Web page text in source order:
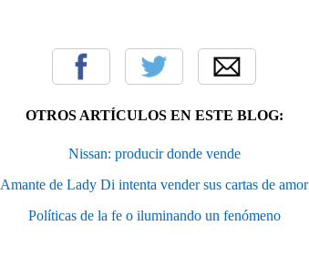
OTROS ARTÍCULOS EN ESTE BLOG:
Nissan: producir donde vende
Amante de Lady Di intenta vender sus cartas de amor
Políticas de la fe o iluminando un fenómeno